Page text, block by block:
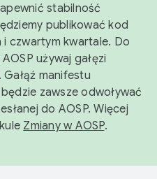
stabilność
publikować kod
i czwartym kwartale. Do
używaj gałęzi
. Gałąź manifestu
będzie zawsze odwoływać
do AOSP. Więcej
Zmiany w AOSP.